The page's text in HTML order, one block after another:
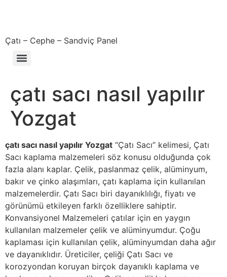
Çatı – Cephe – Sandviç Panel
çatı sacı nasıl yapılır
Yozgat
çatı sacı nasıl yapılır Yozgat “Çatı Sacı” kelimesi, Çatı
Sacı kaplama malzemeleri söz konusu olduğunda çok
fazla alanı kaplar. Çelik, paslanmaz çelik, alüminyum,
bakır ve çinko alaşımları, çatı kaplama için kullanılan
malzemelerdir. Çatı Sacı biri dayanıklılığı, fiyatı ve
görünümü etkileyen farklı özelliklere sahiptir.
Konvansiyonel Malzemeleri çatılar için en yaygın
kullanılan malzemeler çelik ve alüminyumdur. Çoğu
kaplaması için kullanılan çelik, alüminyumdan daha ağır
ve dayanıklıdır. Üreticiler, çeliği Çatı Sacı ve
korozyondan koruyan birçok dayanıklı kaplama ve